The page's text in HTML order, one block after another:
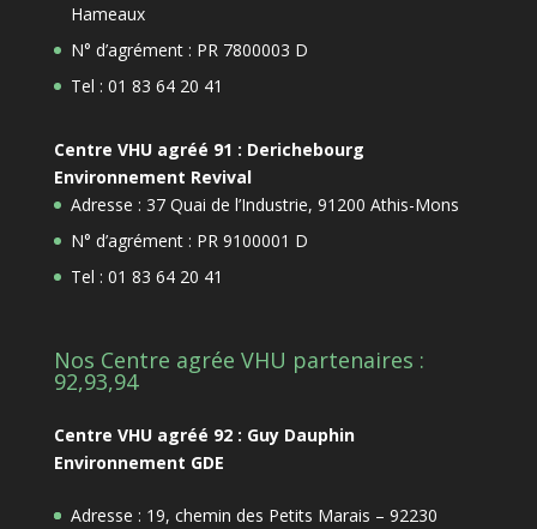
Hameaux
N° d’agrément : PR 7800003 D
Tel : 01 83 64 20 41
Centre VHU agréé 91 : Derichebourg
Environnement Revival
Adresse : 37 Quai de l’Industrie, 91200 Athis-Mons
N° d’agrément : PR 9100001 D
Tel : 01 83 64 20 41
Nos Centre agrée VHU partenaires :
92,93,94
Centre VHU agréé 92 : Guy Dauphin
Environnement GDE
Adresse : 19, chemin des Petits Marais – 92230